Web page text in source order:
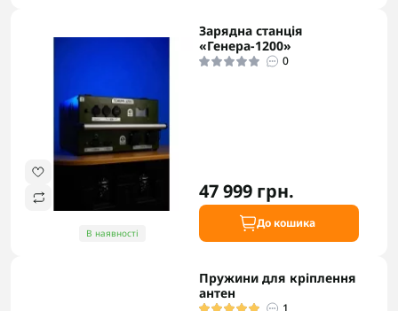
В наявності
Зарядна станція
«Генера-1200»
0
47 999 грн.
До кошика
Пружини для кріплення
антен
1